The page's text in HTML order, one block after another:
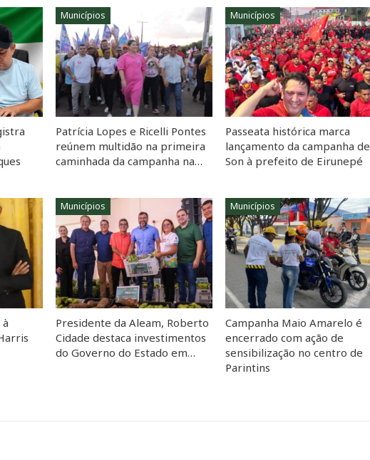
Municípios
Patrícia Lopes e Ricelli Pontes
reúnem multidão na primeira
caminhada da campanha na…
Municípios
Passeata histórica marca
lançamento da campanha de
Son à prefeito de Eirunepé
Municípios
Presidente da Aleam, Roberto
Cidade destaca investimentos
do Governo do Estado em…
Municípios
Campanha Maio Amarelo é
encerrado com ação de
sensibilização no centro de
Parintins